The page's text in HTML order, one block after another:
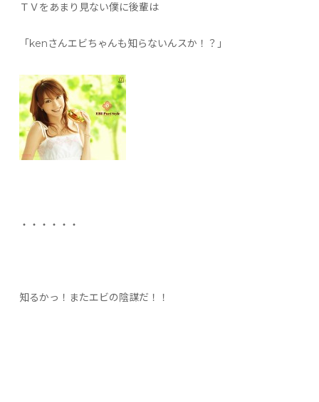
ＴＶをあまり見ない僕に後輩は
「kenさんエビちゃんも知らないんスか！？」
・・・・・・
知るかっ！またエビの陰謀だ！！